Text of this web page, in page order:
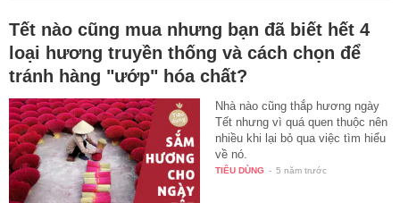
Tết nào cũng mua nhưng bạn đã biết hết 4
loại hương truyền thống và cách chọn để
tránh hàng "ướp" hóa chất?
Nhà nào cũng thắp hương ngày
Tết nhưng vì quá quen thuộc nên
nhiều khi lại bỏ qua việc tìm hiểu
về nó.
TIÊU DÙNG - 5 năm trước